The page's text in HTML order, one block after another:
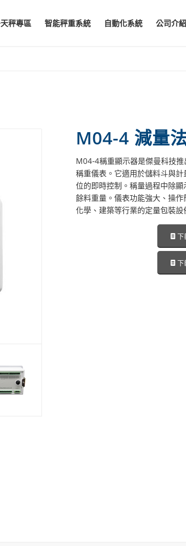
秤專區 智能秤重系統 自動化系統 公司介紹
M04-4 減量
M04-4稱重顯示器是傑曼科技
稱重儀表。它適用於儲料斗與
位的即時控制。稱量過程中除
餘料重量。儀表功能強大、操
化學、建築等行業的定量包裝設
下
下